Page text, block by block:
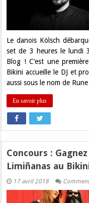
Le danois Kölsch
set de 3 heures le lundi
Blog ! C’est une
Bikini accueille le DJ et
aussi sous le nom de
En savoir plus
Concours :
Limiñanas au
17 avril 2018